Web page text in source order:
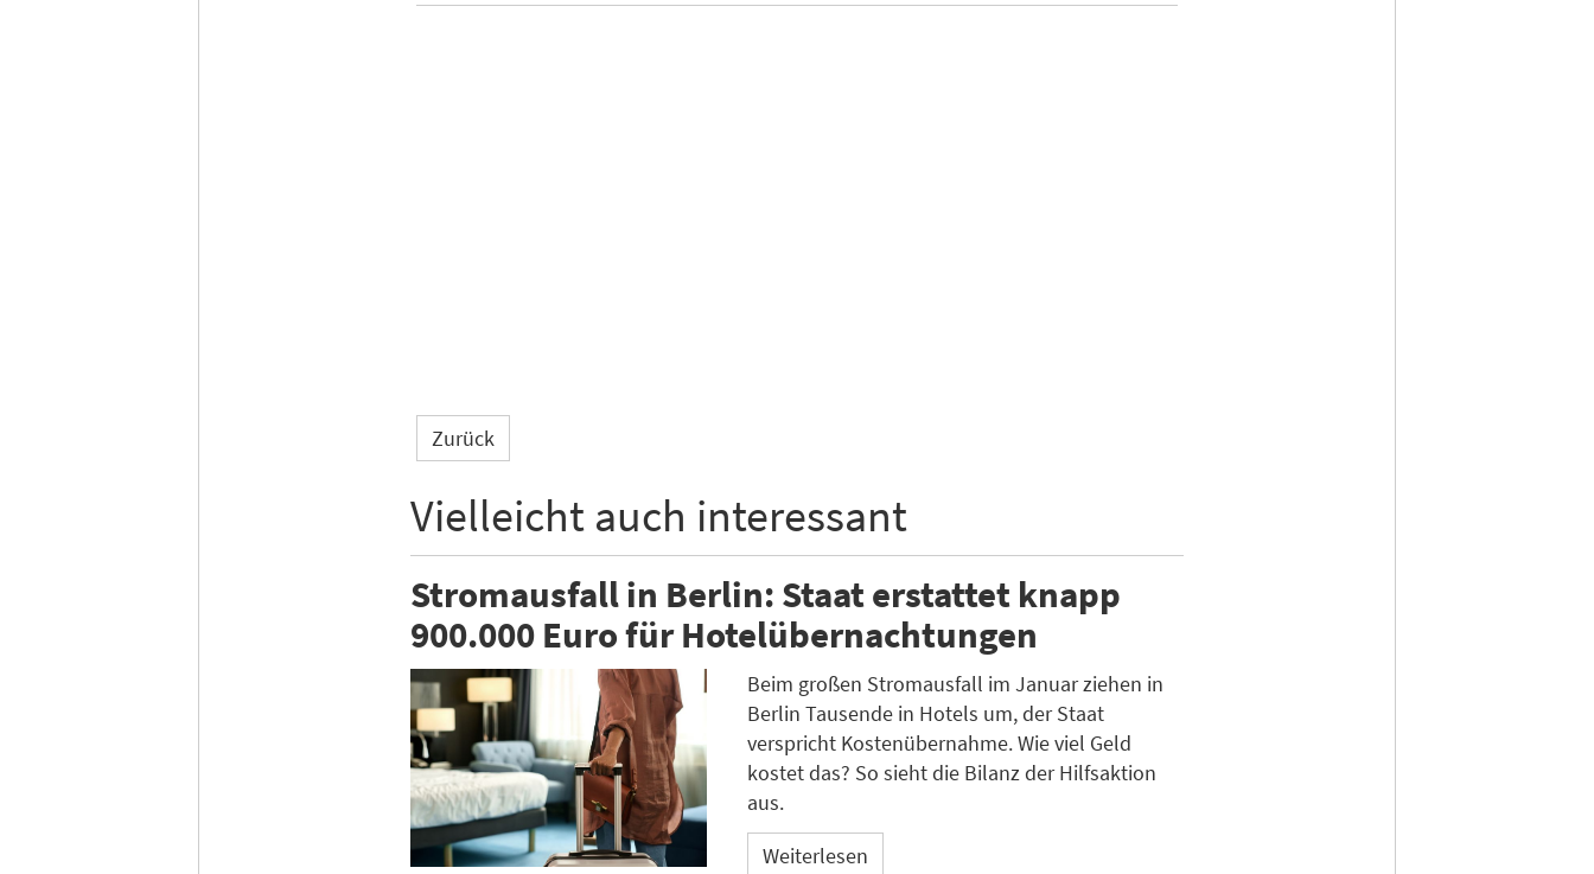
Zurück
Vielleicht auch interessant
Stromausfall in Berlin: Staat erstattet knapp
900.000 Euro für Hotelübernachtungen
Beim großen Stromausfall im Januar ziehen in
Berlin Tausende in Hotels um, der Staat
verspricht Kostenübernahme. Wie viel Geld
kostet das? So sieht die Bilanz der Hilfsaktion
aus.
Weiterlesen